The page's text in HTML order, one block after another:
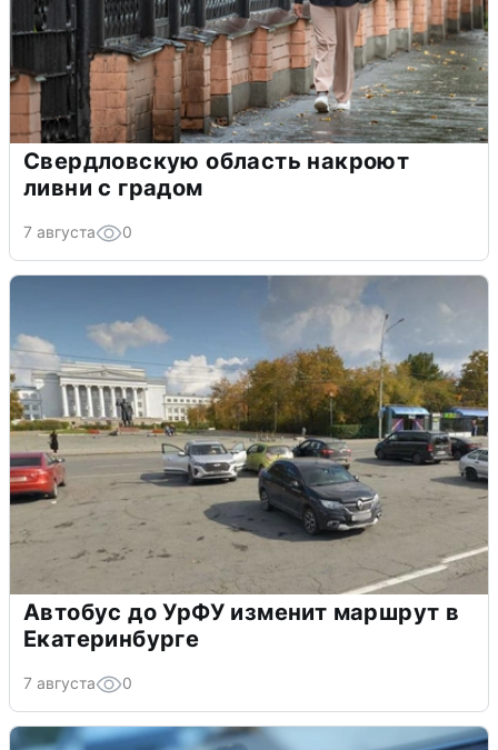
Свердловскую область накроют
ливни с градом
7 августа 0
Автобус до УрФУ изменит маршрут в
Екатеринбурге
7 августа 0